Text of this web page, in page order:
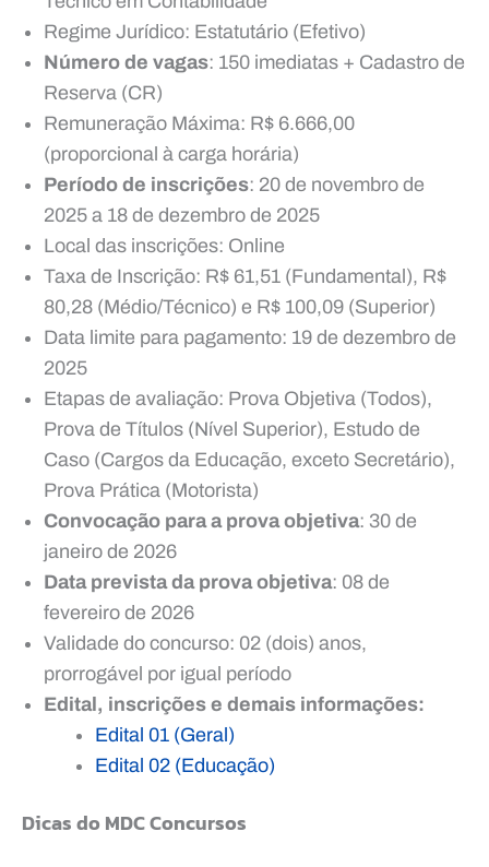
Regime Jurídico: Estatutário (Efetivo)
Número de vagas: 150 imediatas + Cadastro de
Reserva (CR)
Remuneração Máxima: R$ 6.666,00
(proporcional à carga horária)
Período de inscrições: 20 de novembro de
2025 a 18 de dezembro de 2025
Local das inscrições: Online
Taxa de Inscrição: R$ 61,51 (Fundamental), R$
80,28 (Médio/Técnico) e R$ 100,09 (Superior)
Data limite para pagamento: 19 de dezembro de
2025
Etapas de avaliação: Prova Objetiva (Todos),
Prova de Títulos (Nível Superior), Estudo de
Caso (Cargos da Educação, exceto Secretário),
Prova Prática (Motorista)
Convocação para a prova objetiva: 30 de
janeiro de 2026
Data prevista da prova objetiva: 08 de
fevereiro de 2026
Validade do concurso: 02 (dois) anos,
prorrogável por igual período
Edital, inscrições e demais informações:
Edital 01 (Geral)
Edital 02 (Educação)
Dicas do MDC Concursos